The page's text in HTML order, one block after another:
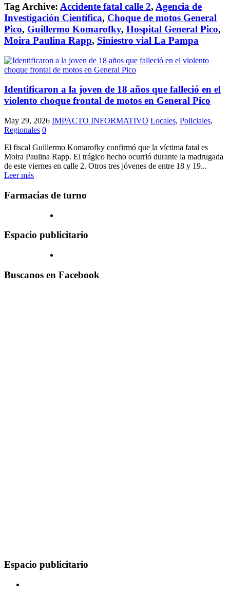
Tag Archive: Accidente fatal calle 2, Agencia de
Investigación Científica, Choque de motos General
Pico, Guillermo Komarofky, Hospital General Pico,
Moira Paulina Rapp, Siniestro vial La Pampa
Identificaron a la joven de 18 años que falleció en el
violento choque frontal de motos en General Pico
May 29, 2026 IMPACTO INFORMATIVO Locales, Policiales,
Regionales 0
El fiscal Guillermo Komarofky confirmó que la víctima fatal es
Moira Paulina Rapp. El trágico hecho ocurrió durante la madrugada
de este viernes en calle 2. Otros tres jóvenes de entre 18 y 19...
Leer más
Farmacias de turno
Espacio publicitario
Buscanos en Facebook
Espacio publicitario